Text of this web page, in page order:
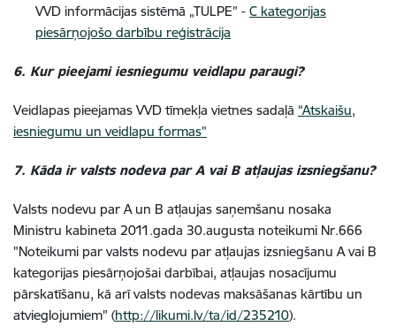
VVD informācijas sistēmā „TULPE” - C kategorijas
piesārņojošo darbību reģistrācija
6. Kur pieejami iesniegumu veidlapu paraugi?
Veidlapas pieejamas VVD tīmekļa vietnes sadaļā “Atskaišu,
iesniegumu un veidlapu formas”
7. Kāda ir valsts nodeva par A vai B atļaujas izsniegšanu?
Valsts nodevu par A un B atļaujas saņemšanu nosaka
Ministru kabineta 2011.gada 30.augusta noteikumi Nr.666
"Noteikumi par valsts nodevu par atļaujas izsniegšanu A vai B
kategorijas piesārņojošai darbībai, atļaujas nosacījumu
pārskatīšanu, kā arī valsts nodevas maksāšanas kārtību un
atvieglojumiem" (http://likumi.lv/ta/id/235210).